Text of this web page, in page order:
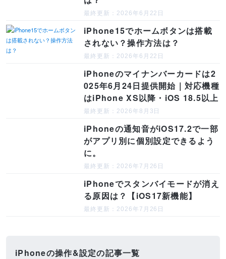
最終更新：2026年6月22日
iPhone15でホームボタンは搭載
されない？操作方法は？
最終更新：2026年6月22日
iPhoneのマイナンバーカードは2
025年6月24日提供開始｜対応機種
はiPhone XS以降・iOS 18.5以上
最終更新：2026年8月3日
iPhoneの通知音がiOS17.2で一部
がアプリ別に個別設定できるよう
に。
最終更新：2026年7月26日
iPhoneでスタンバイモードが消え
る原因は？【iOS17新機能】
最終更新：2026年7月26日
iPhoneの操作&設定の記事一覧